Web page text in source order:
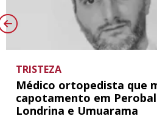
TRISTEZA
Médico ortopedista que
capotamento em
Londrina e Umuarama